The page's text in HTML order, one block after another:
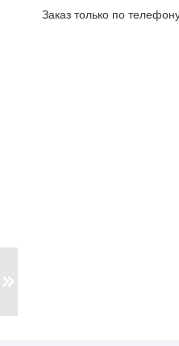
Заказ только по